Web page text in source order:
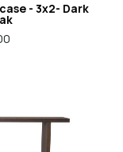
- 3x2- Dark